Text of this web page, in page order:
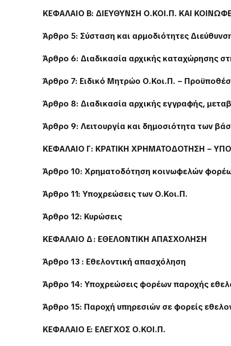
ΚΕΦΑΛΑΙΟ Β΄: ΔΙΕΥΘΥΝΣΗ Ο.ΚΟΙ.Π. ΚΑΙ
Άρθρο 5: Σύσταση και αρμοδιότητες
Άρθρο 6: Διαδικασία αρχικής καταχώρησης
Άρθρο 7: Ειδικό Μητρώο Ο.Κοι.Π. –
Άρθρο 8: Διαδικασία αρχικής εγγραφής,
Άρθρο 9: Λειτουργία και δημοσιότητα των
ΚΕΦΑΛΑΙΟ Γ΄: ΚΡΑΤΙΚΗ ΧΡΗΜΑΤΟΔΟΤΗΣΗ –
Άρθρο 10: Χρηματοδότηση κοινωφελών
Άρθρο 11: Υποχρεώσεις των Ο.Κοι.Π.
Άρθρο 12: Κυρώσεις
ΚΕΦΑΛΑΙΟ Δ΄ : ΕΘΕΛΟΝΤΙΚΗ ΑΠΑΣΧΟΛΗΣΗ
Άρθρο 13 : Εθελοντική απασχόληση
Άρθρο 14: Υποχρεώσεις φορέων παροχής
Άρθρο 15: Παροχή υπηρεσιών σε φορείς
ΚΕΦΑΛΑΙΟ Ε΄: ΕΛΕΓΧΟΣ Ο.ΚΟΙ.Π.